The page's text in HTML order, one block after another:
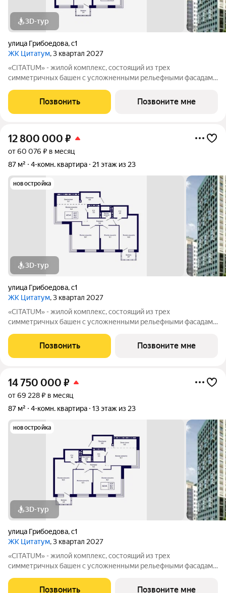
3D-тур
улица Грибоедова,с1
ЖК Цитатум, 3 квартал 2027
«CITATUM» - жилой комплекс, состоящий из трех
симметричных башен с усложненными рельефными фасадами
котором расположится просторное дизайнерское лобби с
консьержем и мягкой зоной ожидания.
Позвонить Позвоните мне
12 800 000 ₽
от 60 076 ₽ в месяц
87 м²
4-комн. квартира 21 этаж из 23
новостройка
3D-тур
улица Грибоедова,с1
ЖК Цитатум, 3 квартал 2027
«CITATUM» - жилой комплекс, состоящий из трех
симметричных башен с усложненными рельефными фасадами
котором расположится просторное дизайнерское лобби с
консьержем и мягкой зоной ожидания.
Позвонить Позвоните мне
14 750 000 ₽
от 69 228 ₽ в месяц
87 м²
4-комн. квартира 13 этаж из 23
новостройка
3D-тур
улица Грибоедова,с1
ЖК Цитатум, 3 квартал 2027
«CITATUM» - жилой комплекс, состоящий из трех
симметричных башен с усложненными рельефными фасадами
котором расположится просторное дизайнерское лобби с
Позвонить Позвоните мне